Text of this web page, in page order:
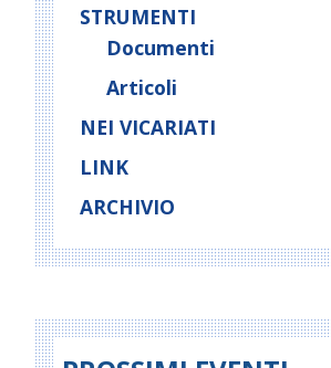
STRUMENTI
Documenti
Articoli
NEI VICARIATI
LINK
ARCHIVIO